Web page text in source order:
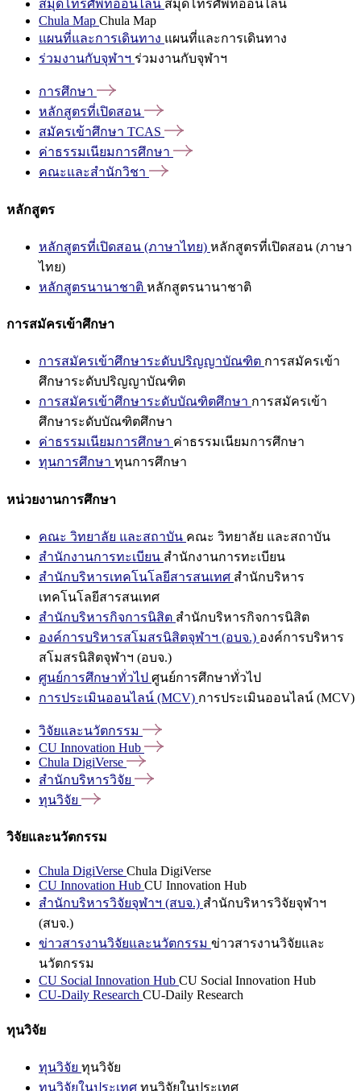
สมุดโทรศัพท์ออนไลน์ สมุดโทรศัพท์ออนไลน์
Chula Map Chula Map
แผนที่และการเดินทาง แผนที่และการเดินทาง
ร่วมงานกับจุฬาฯ ร่วมงานกับจุฬาฯ
การศึกษา
หลักสูตรที่เปิดสอน
สมัครเข้าศึกษา TCAS
ค่าธรรมเนียมการศึกษา
คณะและสำนักวิชา
หลักสูตร
หลักสูตรที่เปิดสอน (ภาษาไทย) หลักสูตรที่เปิดสอน (ภาษา
ไทย)
หลักสูตรนานาชาติ หลักสูตรนานาชาติ
การสมัครเข้าศึกษา
การสมัครเข้าศึกษาระดับปริญญาบัณฑิต การสมัครเข้า
ศึกษาระดับปริญญาบัณฑิต
การสมัครเข้าศึกษาระดับบัณฑิตศึกษา การสมัครเข้า
ศึกษาระดับบัณฑิตศึกษา
ค่าธรรมเนียมการศึกษา ค่าธรรมเนียมการศึกษา
ทุนการศึกษา ทุนการศึกษา
หน่วยงานการศึกษา
คณะ วิทยาลัย และสถาบัน คณะ วิทยาลัย และสถาบัน
สำนักงานการทะเบียน สำนักงานการทะเบียน
สำนักบริหารเทคโนโลยีสารสนเทศ สำนักบริหาร
เทคโนโลยีสารสนเทศ
สำนักบริหารกิจการนิสิต สำนักบริหารกิจการนิสิต
องค์การบริหารสโมสรนิสิตจุฬาฯ (อบจ.) องค์การบริหาร
สโมสรนิสิตจุฬาฯ (อบจ.)
ศูนย์การศึกษาทั่วไป ศูนย์การศึกษาทั่วไป
การประเมินออนไลน์ (MCV) การประเมินออนไลน์ (MCV)
วิจัยและนวัตกรรม
CU Innovation Hub
Chula DigiVerse
สำนักบริหารวิจัย
ทุนวิจัย
วิจัยและนวัตกรรม
Chula DigiVerse Chula DigiVerse
CU Innovation Hub CU Innovation Hub
สำนักบริหารวิจัยจุฬาฯ (สบจ.) สำนักบริหารวิจัยจุฬาฯ
(สบจ.)
ข่าวสารงานวิจัยและนวัตกรรม ข่าวสารงานวิจัยและ
นวัตกรรม
CU Social Innovation Hub CU Social Innovation Hub
CU-Daily Research CU-Daily Research
ทุนวิจัย
ทุนวิจัย ทุนวิจัย
ทุนวิจัยในประเทศ ทุนวิจัยในประเทศ